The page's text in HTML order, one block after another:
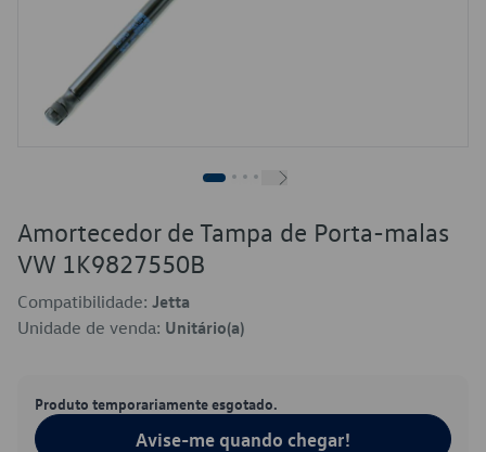
Amortecedor de Tampa de Porta-malas
VW 1K9827550B
Compatibilidade: Jetta
Unidade de venda: Unitário(a)
Produto temporariamente esgotado.
Avise-me quando chegar!